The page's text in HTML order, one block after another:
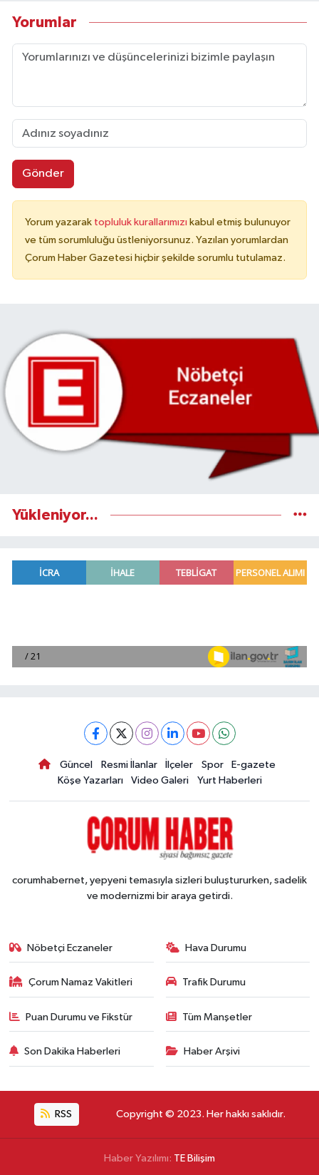
Yorumlar
Gönder
Yorum yazarak topluluk kurallarımızı kabul etmiş bulunuyor
ve tüm sorumluluğu üstleniyorsunuz. Yazılan yorumlardan
Çorum Haber Gazetesi hiçbir şekilde sorumlu tutulamaz.
Yükleniyor...
Güncel Resmi İlanlar İlçeler Spor
E-gazete
Köşe Yazarları
Video Galeri Yurt Haberleri
corumhabernet, yepyeni temasıyla sizleri buluştururken, sadelik
ve modernizmi bir araya getirdi.
Nöbetçi Eczaneler Hava Durumu
Çorum Namaz Vakitleri Trafik Durumu
Puan Durumu ve Fikstür Tüm Manşetler
Son Dakika Haberleri Haber Arşivi
RSS Copyright © 2023. Her hakkı saklıdır.
Haber Yazılımı: TE Bilişim